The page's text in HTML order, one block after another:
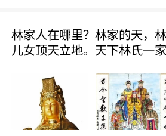
林家人在哪里？林家的天，
儿女顶天立地。天下林氏一家